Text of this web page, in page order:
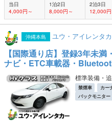
当日
4,000円～
1泊2日
8,000円～
2泊3日
12,000円
沖縄本島 ユウ・アイレンタ
【国際通り店】登録3年未
ナビ・ETC車載器・
標準装備・
禁煙車 カー
バックモニター